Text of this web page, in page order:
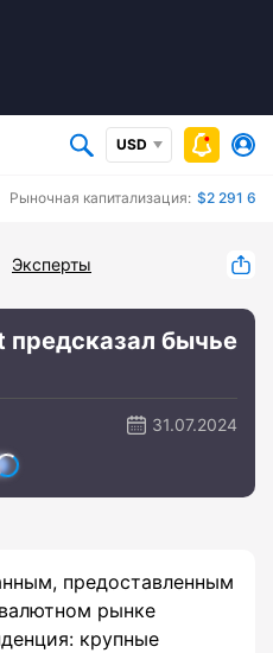
USD
Рыночная капитализация: $2 291
Эксперты
предсказал бычье
31.07.2024
предоставленным
рынке
крупные